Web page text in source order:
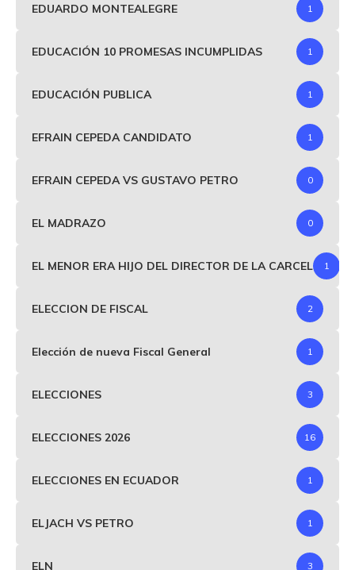
EDUARDO MONTEALEGRE 1
EDUCACIÓN 10 PROMESAS INCUMPLIDAS 1
EDUCACIÓN PUBLICA 1
EFRAIN CEPEDA CANDIDATO 1
EFRAIN CEPEDA VS GUSTAVO PETRO 0
EL MADRAZO 0
EL MENOR ERA HIJO DEL DIRECTOR DE LA CARCEL 1
ELECCION DE FISCAL 2
Elección de nueva Fiscal General 1
ELECCIONES 3
ELECCIONES 2026 16
ELECCIONES EN ECUADOR 1
ELJACH VS PETRO 1
ELN 3